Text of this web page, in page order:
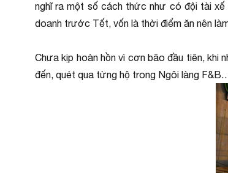
nghĩ ra một số cách thức như có đội tài xế
doanh trước Tết, vốn là thời điểm ăn nên
Chưa kịp hoàn hồn vì cơn bão đầu tiên, khi
đến, quét qua từng hộ trong Ngôi làng